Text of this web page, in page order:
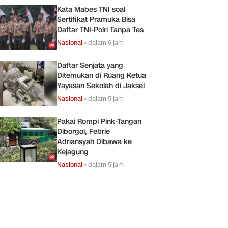
Kata Mabes TNI soal
Sertifikat Pramuka Bisa
Daftar TNI-Polri Tanpa Tes
Nasional •dalam 6 jam
Daftar Senjata yang
Ditemukan di Ruang Ketua
Yayasan Sekolah di Jaksel
Nasional •dalam 5 jam
Pakai Rompi Pink-Tangan
Diborgol, Febrie
Adriansyah Dibawa ke
Kejagung
Nasional •dalam 5 jam